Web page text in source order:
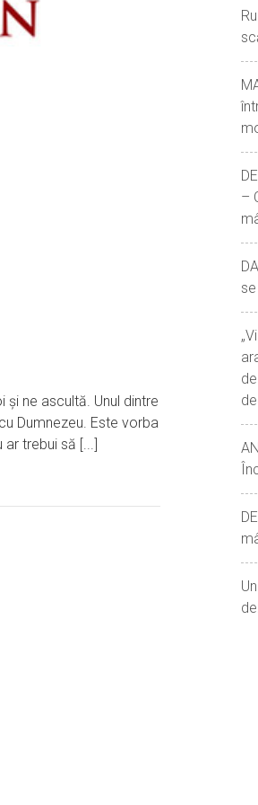
ne ascultă. Unul dintre
Dumnezeu. Este vorba
trebui să [...]
–